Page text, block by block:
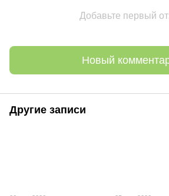
Добавьте первый
Новый
Другие записи